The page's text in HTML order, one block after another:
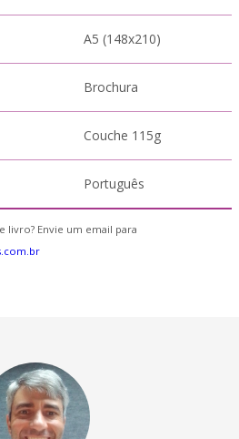
A5 (148x210)
Brochura
Couche 115g
Português
livro? Envie um email para